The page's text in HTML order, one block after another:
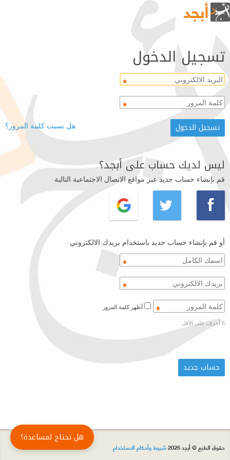
تسجيل الدخول
هل نسيت كلمة المرور؟
ليس لديك حساب على أبجد؟
قم بإنشاء حساب جديد عبر مواقع الاتصال الاجتماعية التالية
أو قم بإنشاء حساب جديد باستخدام بريدك الالكتروني
6 أحرف على الأقل
حقوق الطبع © أبجد 2026 شروط وأحكام الاستخدام
هل تحتاج لمساعدة؟